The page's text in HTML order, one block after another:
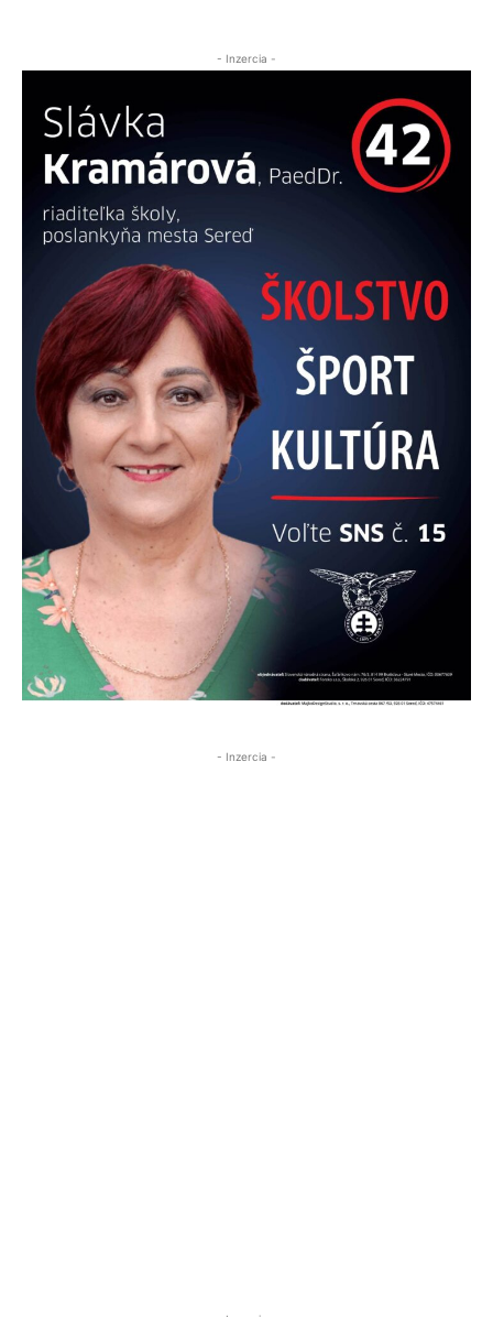
- Inzercia -
- Inzercia -